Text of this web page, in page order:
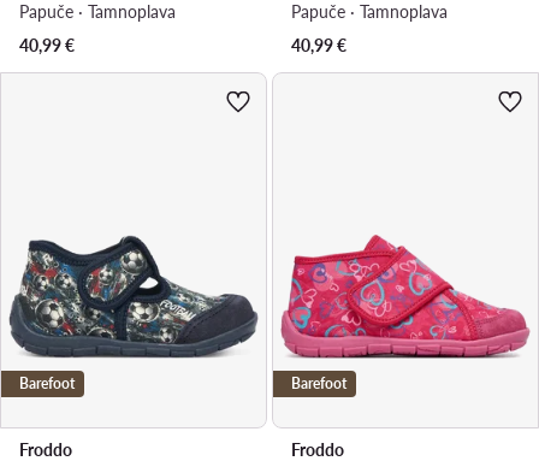
Papuče · Tamnoplava
40,99€
Papuče · Tamnoplava
40,99€
Barefoot
Froddo
Barefoot
Froddo